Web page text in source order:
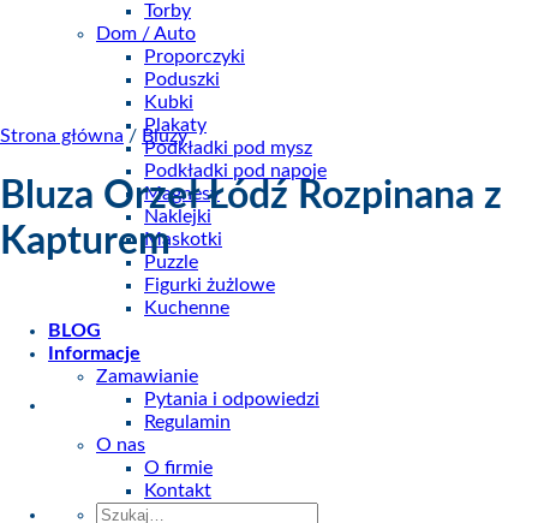
Torby
Dom / Auto
Proporczyki
Poduszki
Kubki
Plakaty
Podkładki pod mysz
Podkładki pod napoje
Magnesy
Naklejki
Maskotki
Puzzle
Figurki żużlowe
Kuchenne
BLOG
Informacje
Zamawianie
Pytania i odpowiedzi
Regulamin
O nas
O firmie
Kontakt
Szukaj:
Strona główna / Bluzy
Bluza Orzeł Łódź Rozpinana z
Kapturem